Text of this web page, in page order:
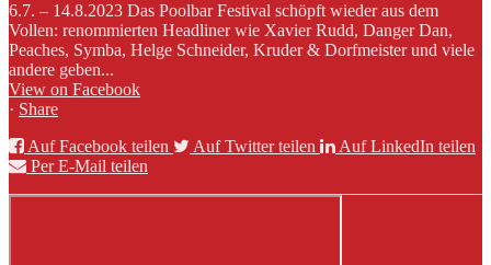
6.7. – 14.8.2023 Das Poolbar Festival schöpft wieder aus dem
Vollen: renommierten Headliner wie Xavier Rudd, Danger Dan,
Peaches, Symba, Helge Schneider, Kruder & Dorfmeister und viele
andere geben...
View on Facebook
· Share
Auf Facebook teilen
Auf Twitter teilen
Auf LinkedIn teilen
Per E-Mail teilen